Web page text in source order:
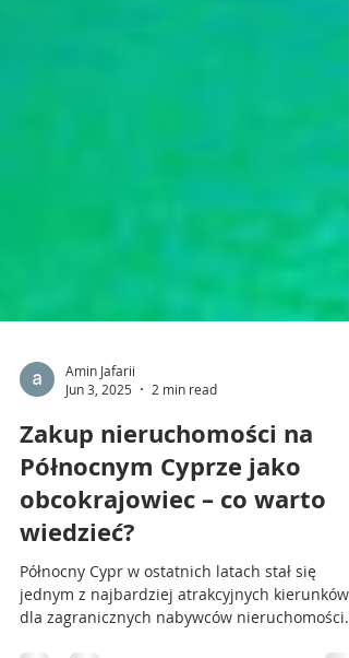
Amin Jafarii
Jun 3, 2025
2 min read
Zakup nieruchomości na
Północnym Cyprze jako
obcokrajowiec – co warto
wiedzieć?